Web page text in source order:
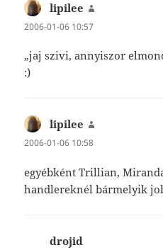
lipilee
2006-01-06 10:57
„jaj szivi, annyiszor
:)
lipilee
2006-01-06 10:58
egyébként Trillian,
handlereknél bármelyik
drojid